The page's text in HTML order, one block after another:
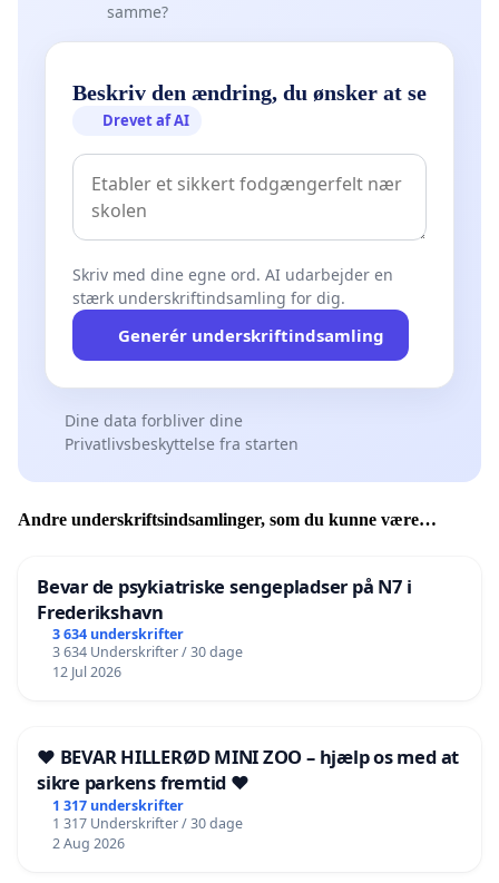
samme?
Beskriv den ændring, du ønsker at se
Drevet af AI
Skriv med dine egne ord. AI udarbejder en
stærk underskriftindsamling for dig.
Generér underskriftindsamling
Dine data forbliver dine
Privatlivsbeskyttelse fra starten
Andre underskriftsindsamlinger, som du kunne være
Bevar de psykiatriske sengepladser på N7 i
Frederikshavn
3 634 underskrifter
3 634 Underskrifter / 30 dage
12 Jul 2026
❤️ BEVAR HILLERØD MINI ZOO – hjælp os med at
sikre parkens fremtid ❤️
1 317 underskrifter
1 317 Underskrifter / 30 dage
2 Aug 2026